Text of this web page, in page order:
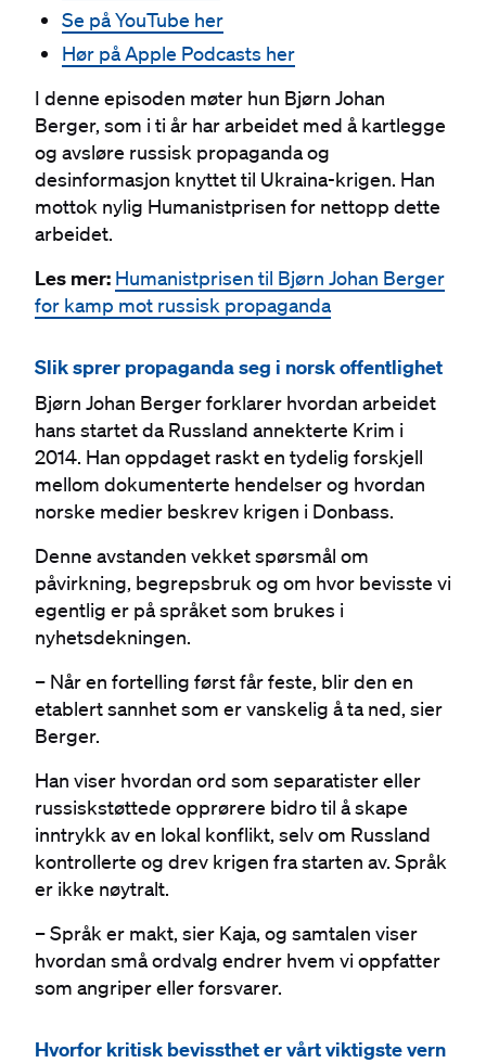
Se på YouTube her
Hør på Apple Podcasts her
I denne episoden møter hun Bjørn Johan
Berger, som i ti år har arbeidet med å kartlegge
og avsløre russisk propaganda og
desinformasjon knyttet til Ukraina-krigen. Han
mottok nylig Humanistprisen for nettopp dette
arbeidet.
Les mer: Humanistprisen til Bjørn Johan Berger
for kamp mot russisk propaganda
Slik sprer propaganda seg i norsk offentlighet
Bjørn Johan Berger forklarer hvordan arbeidet
hans startet da Russland annekterte Krim i
2014. Han oppdaget raskt en tydelig forskjell
mellom dokumenterte hendelser og hvordan
norske medier beskrev krigen i Donbass.
Denne avstanden vekket spørsmål om
påvirkning, begrepsbruk og om hvor bevisste vi
egentlig er på språket som brukes i
nyhetsdekningen.
– Når en fortelling først får feste, blir den en
etablert sannhet som er vanskelig å ta ned, sier
Berger.
Han viser hvordan ord som separatister eller
russiskstøttede opprørere bidro til å skape
inntrykk av en lokal konflikt, selv om Russland
kontrollerte og drev krigen fra starten av. Språk
er ikke nøytralt.
– Språk er makt, sier Kaja, og samtalen viser
hvordan små ordvalg endrer hvem vi oppfatter
som angriper eller forsvarer.
Hvorfor kritisk bevissthet er vårt viktigste vern